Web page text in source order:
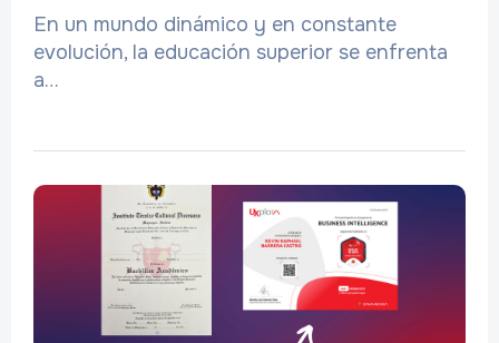
En un mundo dinámico y en constante
evolución, la educación superior se enfrenta
a…